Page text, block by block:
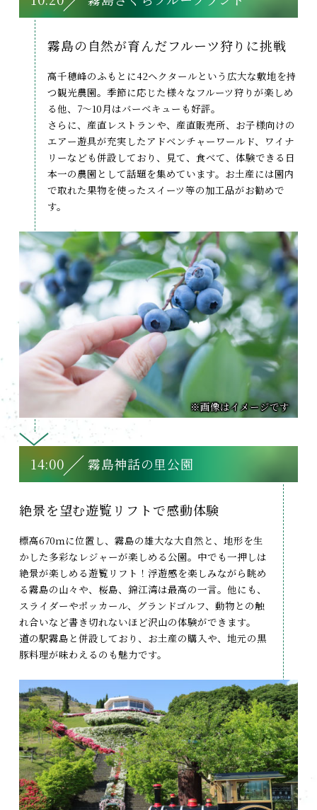
霧島の自然が育んだフルーツ狩りに挑戦
高千穂峰のふもとに42ヘクタールという広大な敷地を持
つ観光農園。季節に応じた様々なフルーツ狩りが楽しめ
る他、7〜10月はバーベキューも好評。
さらに、産直レストランや、産直販売所、お子様向けの
エアー遊具が充実したアドベンチャーワールド、ワイナ
リーなども併設しており、見て、食べて、体験できる日
本一の農園として話題を集めています。お土産には園内
で取れた果物を使ったスイーツ等の加工品がお勧めで
す。
※画像はイメージです
14:00 霧島神話の里公園
絶景を望む遊覧リフトで感動体験
標高670ｍに位置し、霧島の雄大な大自然と、地形を生
かした多彩なレジャーが楽しめる公園。中でも一押しは
絶景が楽しめる遊覧リフト！浮遊感を楽しみながら眺め
る霧島の山々や、桜島、錦江湾は最高の一言。他にも、
スライダーやポッカール、グランドゴルフ、動物との触
れ合いなど書き切れないほど沢山の体験ができます。
道の駅霧島と併設しており、お土産の購入や、地元の黒
豚料理が味わえるのも魅力です。